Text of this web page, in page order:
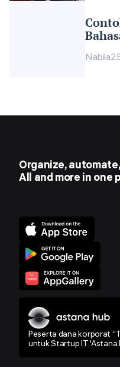
Nabila
Organize,
All and more in one
Peserta dana korporat
untuk Startup IT 'Astana